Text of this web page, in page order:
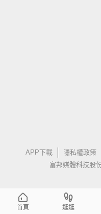
APP下載 隱私權政策
富邦媒體科技股
首頁 逛逛